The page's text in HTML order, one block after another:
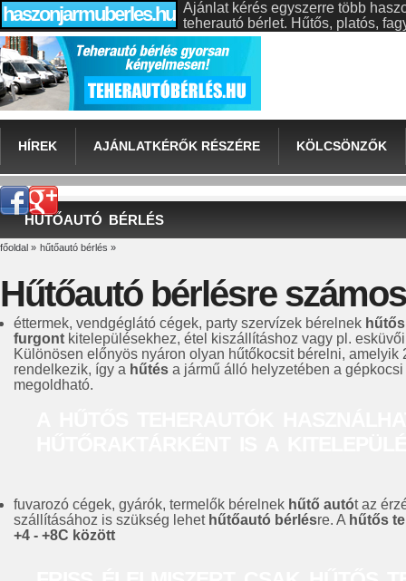
haszonjarmuberles.hu Ajánlat kérés egyszerre több
teherautó bérlet. Hűtős, platós,
HÍREK AJÁNLATKÉRŐK RÉSZÉRE KÖLCSÖNZŐK
HŰTŐAUTÓ BÉRLÉS
főoldal » hűtőautó bérlés »
Hűtőautó bérlésre
éttermek, vendgéglátó cégek, party szervízek bérelnek
furgont kitelepülésekhez, étel kiszállításhoz vagy pl.
Különösen előnyös nyáron olyan hűtőkocsit bérelni, amelyik
rendelkezik, így a hűtés a jármű álló helyzetében a
megoldható.
fuvarozó cégek, gyárók, termelők bérelnek hűtő autót az
szállításához is szükség lehet hűtőautó bérlésre. A hűtős
+4 - +8C között